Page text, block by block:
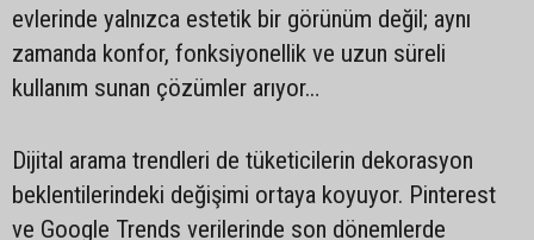
evlerinde yalnızca estetik bir görünüm değil; aynı
zamanda konfor, fonksiyonellik ve uzun süreli
kullanım sunan çözümler arıyor…
Dijital arama trendleri de tüketicilerin dekorasyon
beklentilerindeki değişimi ortaya koyuyor. Pinterest
ve Google Trends verilerinde son dönemlerde